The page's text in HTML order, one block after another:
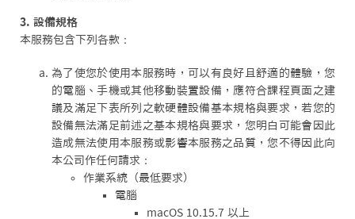
3. 設備規格
本服務包含下列各款：
為了使您於使用本服務時，可以有良好且舒適的體驗，您
的電腦、手機或其他移動裝置設備，應符合課程頁面之建
議及滿足下表所列之軟硬體設備基本規格與要求，若您的
設備無法滿足前述之基本規格與要求，您明白可能會因此
造成無法使用本服務或影響本服務之品質，您不得因此向
本公司作任何請求：
作業系統（最低要求）
電腦
macOS 10.15.7 以上